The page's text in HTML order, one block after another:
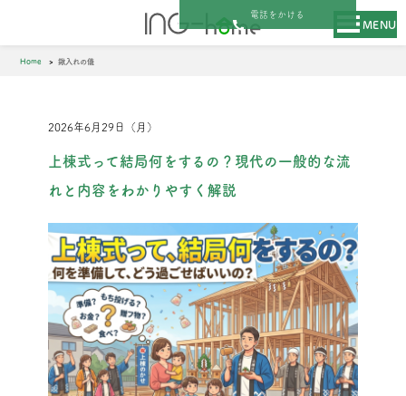
MENU
Home 鍬入れの儀
2026年6月29日（月）
上棟式って結局何をするの？現代の一般的な流
れと内容をわかりやすく解説
電話をかける